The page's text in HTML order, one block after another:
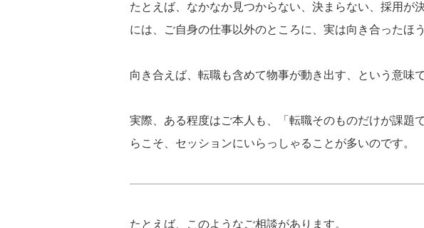
たとえば、なかなか見つからない、決まらない、採用が
には、ご自身の仕事以外のところに、実は向き合ったほ
向き合えば、転職も含めて物事が動き出す、という意味で
実際、ある程度はご本人も、「転職そのものだけが課題
らこそ、セッションにいらっしゃることが多いのです。
たとえば、このようなご相談があります。